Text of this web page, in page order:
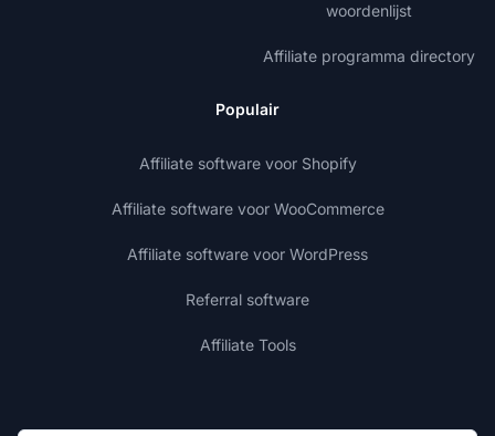
woordenlijst
Affiliate programma directory
Populair
Affiliate software voor Shopify
Affiliate software voor WooCommerce
Affiliate software voor WordPress
Referral software
Affiliate Tools